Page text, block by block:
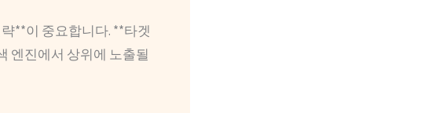
**이 중요합니다. **타겟
엔진에서 상위에 노출될